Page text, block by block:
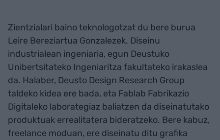
Zientzialari baino teknologotzat du bere burua
Leire Bereziartua Gonzalezek. Diseinu
industrialean ingeniaria, egun Deustuko
Unibertsitateko Ingeniaritza fakultateko irakaslea
da. Halaber, Deusto Design Research Group
taldeko kidea ere bada, eta Fablab Fabrikazio
Digitaleko laborategiaz baliatzen da diseinatutako
produktuak errealitatera bideratzeko. Bere kabuz,
freelance moduan, ere diseinatu ditu grafika